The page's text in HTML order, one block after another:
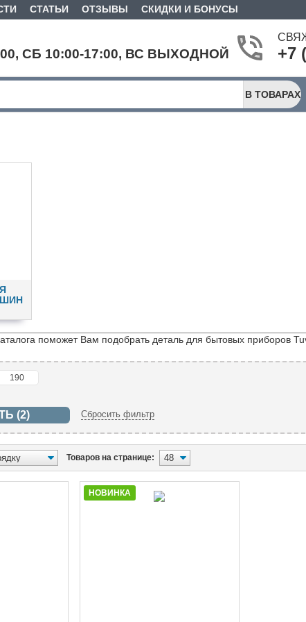
СТАТЬИ ОТЗЫВЫ СКИДКИ И БОНУСЫ
СБ 10:00-17:00, ВС ВЫХОДНОЙ +7
В ТОВАРАХ
поможет Вам подобрать деталь для бытовых приборов
Сбросить фильтр
Товаров на странице:
НОВИНКА